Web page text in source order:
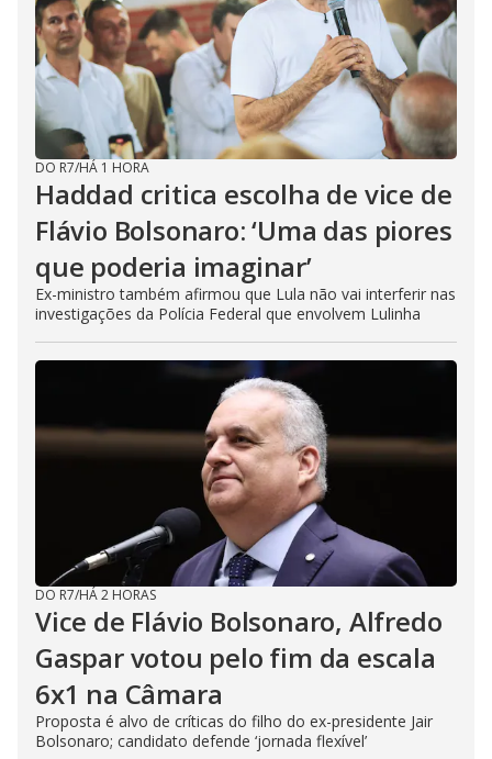
DO R7/HÁ 1 HORA
Haddad critica escolha de vice de
Flávio Bolsonaro: ‘Uma das piores
que poderia imaginar’
Ex-ministro também afirmou que Lula não vai interferir nas
investigações da Polícia Federal que envolvem Lulinha
DO R7/HÁ 2 HORAS
Vice de Flávio Bolsonaro, Alfredo
Gaspar votou pelo fim da escala
6x1 na Câmara
Proposta é alvo de críticas do filho do ex-presidente Jair
Bolsonaro; candidato defende ‘jornada flexível’